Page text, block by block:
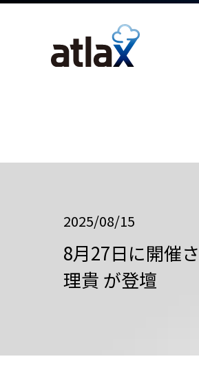
2025/08/15
8月27日に開催
理貴 が登壇